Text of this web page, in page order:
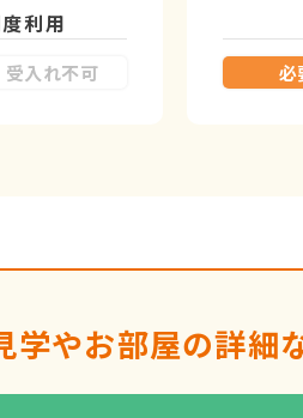
利用
受入れ不可 必
学やお部屋の詳細